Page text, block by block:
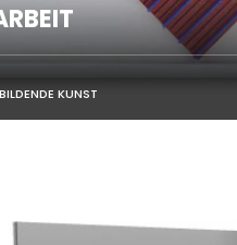
BILDENDE KUNST